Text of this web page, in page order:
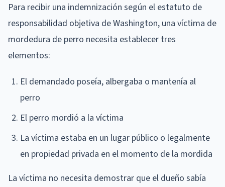
Para recibir una indemnización según el estatuto de
responsabilidad objetiva de Washington, una víctima de
mordedura de perro necesita establecer tres
elementos:
El demandado poseía, albergaba o mantenía al
perro
El perro mordió a la víctima
La víctima estaba en un lugar público o legalmente
en propiedad privada en el momento de la mordida
La víctima no necesita demostrar que el dueño sabía